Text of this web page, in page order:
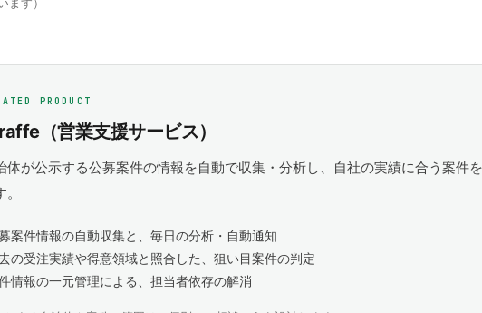
PRODUCT
（営業支援サービス）
体が公示する公募案件の情報を自動で収集・分析し、自社の実績に合う案件
案件情報の自動収集と、毎日の分析・自動通知
の受注実績や得意領域と照合した、狙い目案件の判定
情報の一元管理による、担当者依存の解消